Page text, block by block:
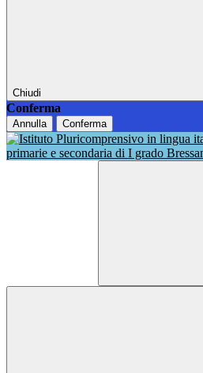
Chiudi
Conferma
Annulla Conferma